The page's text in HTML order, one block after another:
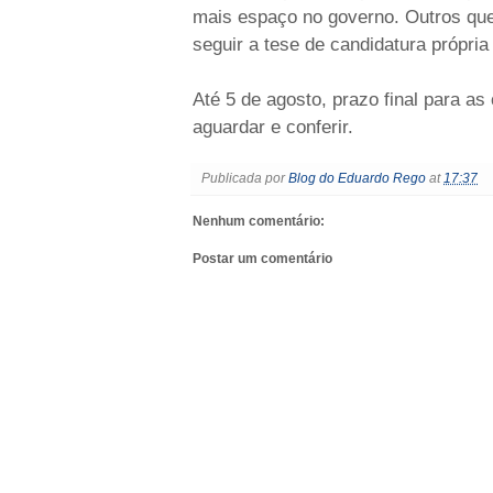
mais espaço no governo. Outros
seguir a tese de candidatura
Até 5 de agosto, prazo final para
aguardar e conferir.
Publicada porBlog do Eduardo Rego at17:37
Nenhum comentário:
Postar um comentário